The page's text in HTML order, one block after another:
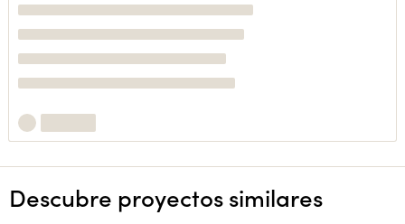
Descubre proyectos similares